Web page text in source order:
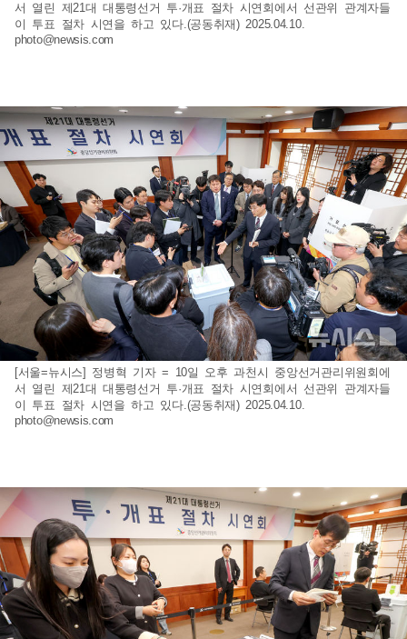
서 열린 제21대 대통령선거 투·개표 절차 시연회에서 선관위 관계자들
이 투표 절차 시연을 하고 있다.(공동취재) 2025.04.10.
photo@newsis.com
[서울=뉴시스] 정병혁 기자 = 10일 오후 과천시 중앙선거관리위원회에
서 열린 제21대 대통령선거 투·개표 절차 시연회에서 선관위 관계자들
이 투표 절차 시연을 하고 있다.(공동취재) 2025.04.10.
photo@newsis.com